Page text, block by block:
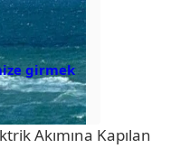
girmek
Akımına Kapılan